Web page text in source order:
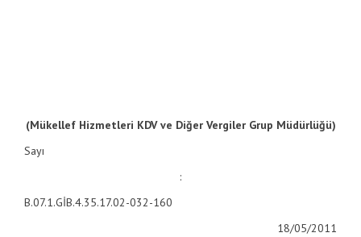
(Mükellef Hizmetleri KDV ve Diğer Vergiler Grup Müdürlüğü)
Sayı
:
B.07.1.GİB.4.35.17.02-032-160
18/05/2011